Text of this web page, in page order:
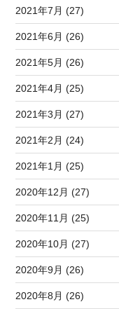
2021年7月 (27)
2021年6月 (26)
2021年5月 (26)
2021年4月 (25)
2021年3月 (27)
2021年2月 (24)
2021年1月 (25)
2020年12月 (27)
2020年11月 (25)
2020年10月 (27)
2020年9月 (26)
2020年8月 (26)